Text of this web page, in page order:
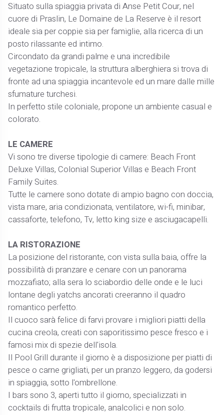
Situato sulla spiaggia privata di Anse Petit Cour, nel
cuore di Praslin, Le Domaine de La Reserve è il resort
ideale sia per coppie sia per famiglie, alla ricerca di un
posto rilassante ed intimo.
Circondato da grandi palme e una incredibile
vegetazione tropicale, la struttura alberghiera si trova di
fronte ad una spiaggia incantevole ed un mare dalle mille
sfumature turchesi.
In perfetto stile coloniale, propone un ambiente casual e
colorato.
LE CAMERE
Vi sono tre diverse tipologie di camere: Beach Front
Deluxe Villas, Colonial Superior Villas e Beach Front
Family Suites.
Tutte le camere sono dotate di ampio bagno con doccia,
vista mare, aria condizionata, ventilatore, wi-fi, minibar,
cassaforte, telefono, Tv, letto king size e asciugacapelli.
LA RISTORAZIONE
La posizione del ristorante, con vista sulla baia, offre la
possibilità di pranzare e cenare con un panorama
mozzafiato; alla sera lo sciabordio delle onde e le luci
lontane degli yatchs ancorati creeranno il quadro
romantico perfetto.
Il cuoco sarà felice di farvi provare i migliori piatti della
cucina creola, creati con saporitissimo pesce fresco e i
famosi mix di spezie dell'isola.
Il Pool Grill durante il giorno è a disposizione per piatti di
pesce o carne grigliati, per un pranzo leggero, da godersi
in spiaggia, sotto l'ombrellone.
I bars sono 3, aperti tutto il giorno, specializzati in
cocktails di frutta tropicale, analcolici e non solo.